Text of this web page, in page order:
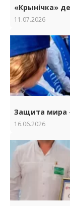
«Крынічка»
11.07.2026
Защита мира
16.06.2026